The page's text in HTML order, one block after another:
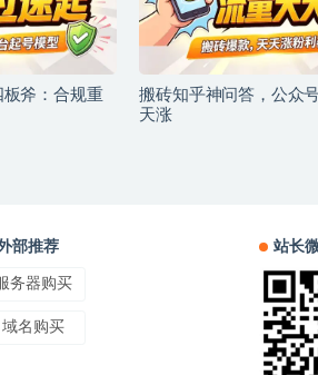
板斧：合规重
搬砖知乎神问答，公众
天涨
部推荐
务器购买
域名购买
站长